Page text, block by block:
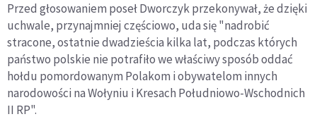
Przed głosowaniem poseł Dworczyk przekonywał, że dzięki
uchwale, przynajmniej częściowo, uda się "nadrobić
stracone, ostatnie dwadzieścia kilka lat, podczas których
państwo polskie nie potrafiło we właściwy sposób oddać
hołdu pomordowanym Polakom i obywatelom innych
narodowości na Wołyniu i Kresach Południowo-Wschodnich
II RP".